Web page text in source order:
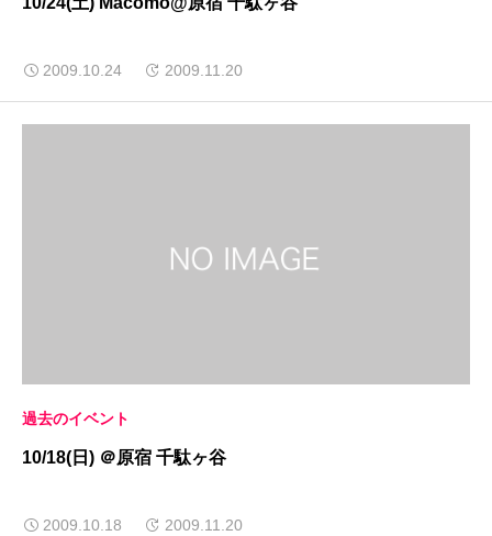
2009.10.24 2009.11.20
過去のイベント
10/18(日) ＠原宿 千駄ヶ谷
2009.10.18 2009.11.20